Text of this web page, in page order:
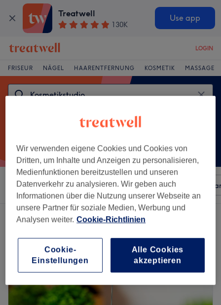
Treatwell
130K
Use app
LOGIN
FRISEUR NÄGEL HAARENTFERNUNG KOSMETIK MASSAGE
Sortieren nach Beliebiger Preis Besonderheiten
Ein Salon, der anbietet: kosmetikstudio in Radebeul
Wir verwenden eigene Cookies und Cookies von
Dritten, um Inhalte und Anzeigen zu personalisieren,
Medienfunktionen bereitzustellen und unseren
Datenverkehr zu analysieren. Wir geben auch
Informationen über die Nutzung unserer Webseite an
unsere Partner für soziale Medien, Werbung und
Analysen weiter. Cookie-Richtlinien
Cookie-
Einstellungen
Alle Cookies
akzeptieren